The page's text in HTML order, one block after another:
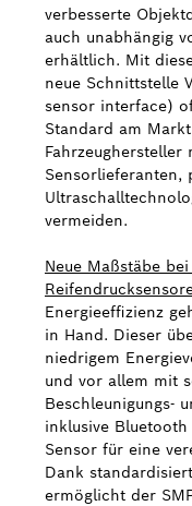
verbesserte
auch unabhängig
erhältlich. Mit
neue Schnittstelle
sensor interface)
Standard am
Sensorlieferanten,
vermeiden.
Neue Maßstäbe
Energieeffizienz
in Hand. Dieser
niedrigem
und vor allem mit
Beschleunigungs-
inklusive
Sensor für eine
Dank
ermöglicht der